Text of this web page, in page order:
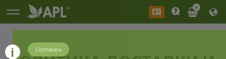
0
Согласен